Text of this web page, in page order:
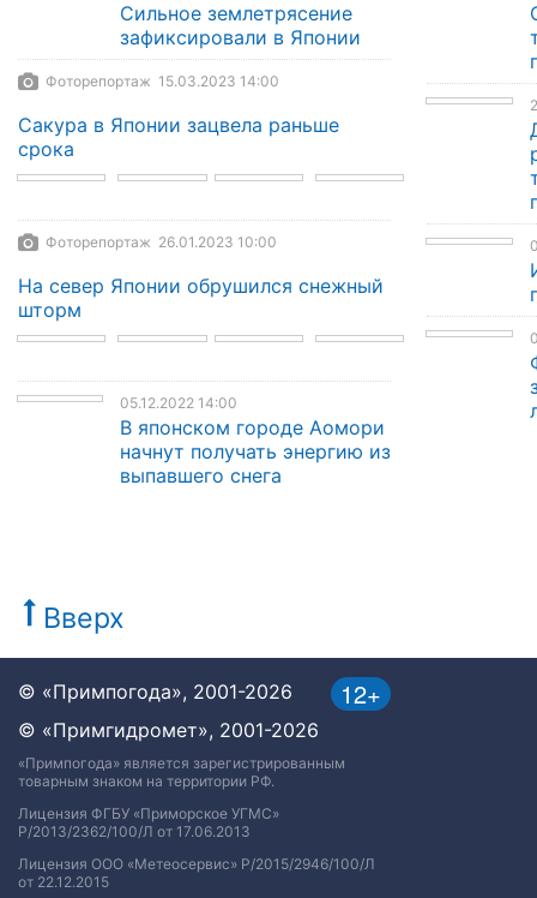
Сильное землетрясение
зафиксировали в Японии
Фоторепортаж 15.03.2023 14:00
Сакура в Японии зацвела раньше
срока
Фоторепортаж 26.01.2023 10:00
На север Японии обрушился снежный
шторм
05.12.2022 14:00
В японском городе Аомори
начнут получать энергию из
выпавшего снега
Вверх
12+
© «Примпогода», 2001-2026
© «Примгидромет», 2001-2026
«Примпогода» является зарегистрированным
товарным знаком на территории РФ.
Лицензия ФГБУ «Приморское УГМС»
Р/2013/2362/100/Л от 17.06.2013
Лицензия ООО «Метеосервис» Р/2015/2946/100/Л
от 22.12.2015